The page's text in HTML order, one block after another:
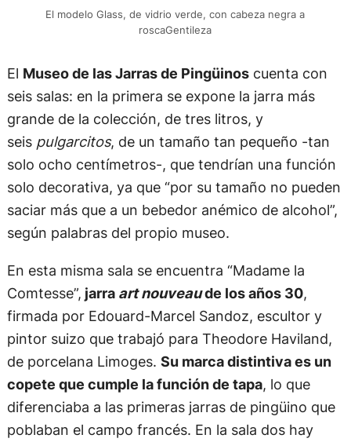
El modelo Glass, de vidrio verde, con cabeza negra a
roscaGentileza
El Museo de las Jarras de Pingüinoscuenta con
seis salas: en la primera se expone la jarra más
grande de la colección, de tres litros, y
seis pulgarcitos, de un tamaño tan pequeño -tan
solo ocho centímetros-, que tendrían una función
solo decorativa, ya que “por su tamaño no pueden
saciar más que a un bebedor anémico de alcohol”,
según palabras del propio museo.
En esta misma sala se encuentra “Madame la
Comtesse”, jarra art nouveaude los años 30,
firmada por Edouard-Marcel Sandoz, escultor y
pintor suizo que trabajó para Theodore Haviland,
de porcelana Limoges. Su marca distintiva es un
copete que cumple la función de tapa, lo que
diferenciaba a las primeras jarras de pingüino que
poblaban el campo francés. En la sala dos hay